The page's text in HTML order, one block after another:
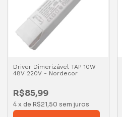
Driver Dimerizável TAP 10W
48V 220V - Nordecor
R$85,99
4 x de R$21,50 sem juros